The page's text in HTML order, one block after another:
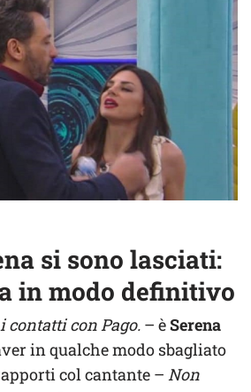
si sono lasciati:
in modo definitivo
contatti con Pago. – èSerena
in qualche modo sbagliato
col cantante – Non